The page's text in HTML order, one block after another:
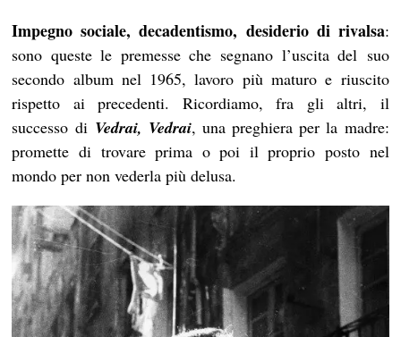
Impegno sociale, decadentismo, desiderio di rivalsa:
sono queste le premesse che segnano l’uscita del suo
secondo album nel 1965, lavoro più maturo e riuscito
rispetto ai precedenti. Ricordiamo, fra gli altri, il
successo di Vedrai, Vedrai, una preghiera per la madre:
promette di trovare prima o poi il proprio posto nel
mondo per non vederla più delusa.